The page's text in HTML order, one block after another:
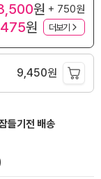
원 + 750원
원 더보기
9,450원
들기전 배송